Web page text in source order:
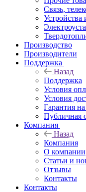
Связь,
Устройства
Производство
Производители
Поддержка
Назад
Поддержка
Условия
Условия
Гарантия
Публичная
Компания
Назад
Компания
О компании
Статьи и
Отзывы
Контакты
Контакты